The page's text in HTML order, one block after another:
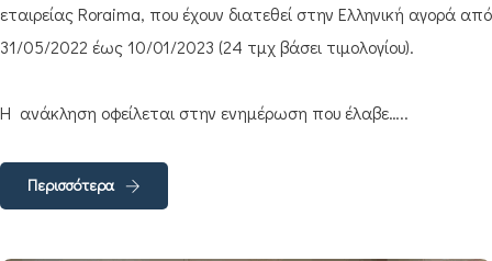
εταιρείας Roraima, που έχουν διατεθεί στην Ελληνική αγορά από
31/05/2022 έως 10/01/2023 (24 τμχ βάσει τιμολογίου).
Η ανάκληση οφείλεται στην ενημέρωση που έλαβε…..
Περισσότερα